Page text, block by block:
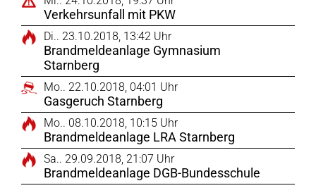
Verkehrsunfall mit PKW
Di.. 23.10.2018, 13:42 Uhr
Brandmeldeanlage Gymnasium
Starnberg
Mo.. 22.10.2018, 04:01 Uhr
Gasgeruch Starnberg
Mo.. 08.10.2018, 10:15 Uhr
Brandmeldeanlage LRA Starnberg
Sa.. 29.09.2018, 21:07 Uhr
Brandmeldeanlage DGB-Bundesschule